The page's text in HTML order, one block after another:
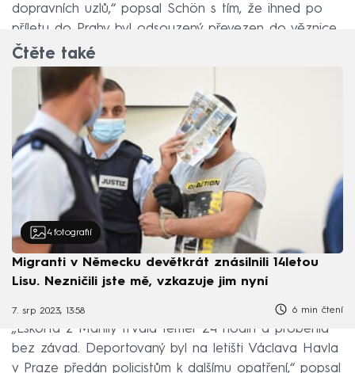
dopravních uzlů,“ popsal Schön s tím, že ihned po
příletu do Prahy byl odsouzený převezen do věznice.
Čtěte také
4 fotografií
Migranti v Německu devětkrát znásilnili 14letou
Lisu. Nezničili jste mě, vzkazuje jim nyní
7. srp 2023, 13:58 6 min čtení
„Eskorta z Manily trvala téměř 24 hodin a proběhla
bez závad. Deportovaný byl na letišti Václava Havla
v Praze předán policistům k dalšímu opatření,“ popsal